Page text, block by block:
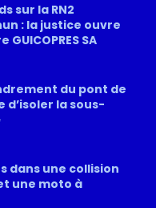
sur la RN2
: la justice ouvre
SA
du pont de
d’isoler la sous-
dans une collision
une moto à